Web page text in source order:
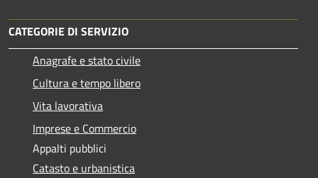
CATEGORIE DI SERVIZIO
Anagrafe e stato civile
Cultura e tempo libero
Vita lavorativa
Imprese e Commercio
Appalti pubblici
Catasto e urbanistica